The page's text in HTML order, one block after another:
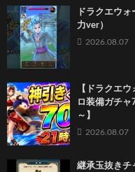
ドラクエウ
力ver）
2026.08.07
【ドラクエ
ロ装備ガチ
～】
2026.08.07
継承玉抜き